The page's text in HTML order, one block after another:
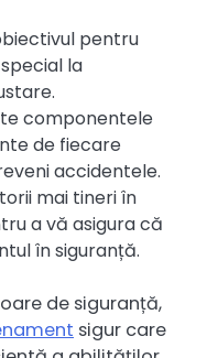
pentru
la
componentele
de fiecare
accidentele.
mai tineri în
a vă asigura că
în siguranță.
de siguranță,
sigur care